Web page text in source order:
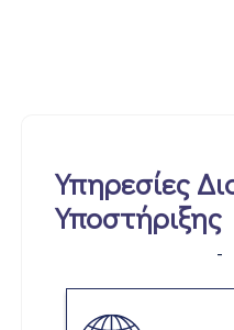
Υπηρεσίες
Υποστήριξης
-